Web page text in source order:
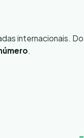
internacionais. Do
.